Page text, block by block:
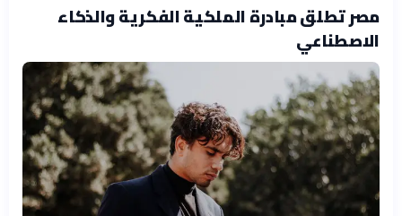
مصر تطلق مبادرة الملكية الفكرية والذكاء
الاصطناعي